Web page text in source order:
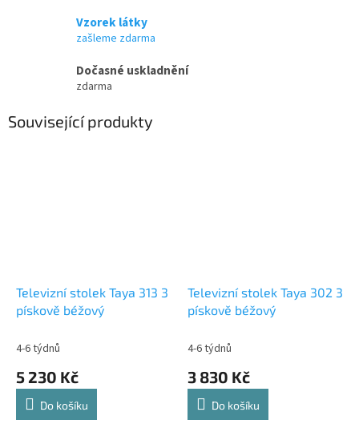
Vzorek látky
zašleme zdarma
Dočasné uskladnění
zdarma
Související produkty
Televizní stolek Taya 313 3
pískově béžový
4-6 týdnů
5 230 Kč
Do košíku
Televizní stolek Taya 302 3
pískově béžový
4-6 týdnů
3 830 Kč
Do košíku